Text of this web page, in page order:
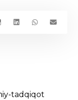
tadqiqot